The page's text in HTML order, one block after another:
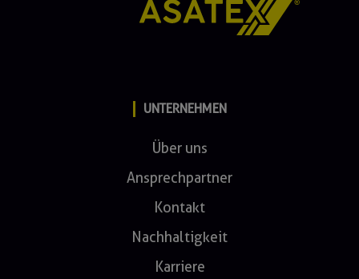
UNTERNEHMEN
Über uns
Ansprechpartner
Kontakt
Nachhaltigkeit
Karriere